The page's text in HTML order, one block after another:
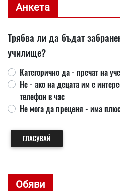
Анкета
Трябва ли да бъдат
училище?
Категорично да - пречат на
Не - ако на децата им е
телефон в час
Не мога да преценя - има
ГЛАСУВАЙ
Обяви